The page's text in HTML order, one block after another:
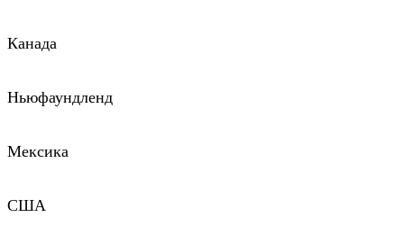
Канада
Ньюфаундленд
Мексика
США